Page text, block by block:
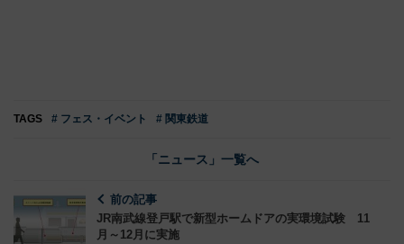
TAGS # フェス・イベント # 関東鉄道
「ニュース」一覧へ
前の記事
JR南武線登戸駅で新型ホームドアの実環境試験 11
月～12月に実施